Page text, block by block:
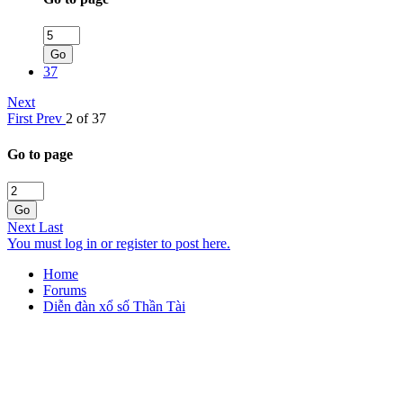
Go
37
Next
First Prev 2 of 37
Go to page
Go
Next Last
You must log in or register to post here.
Home
Forums
Diễn đàn xổ số Thần Tài